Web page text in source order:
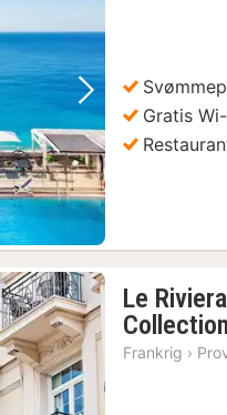
Næste billede
Gratis
Le
Collection
Frankrig ›